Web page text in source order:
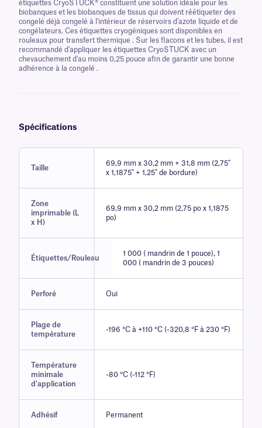
étiquettes CryoSTUCK® constituent une solution idéale pour les
biobanques et les biobanques de tissus qui doivent réétiqueter des
congelé déjà congelé à l'intérieur de réservoirs d'azote liquide et de
congélateurs. Ces étiquettes cryogéniques sont disponibles en
rouleaux pour transfert thermique . Sur les flacons et les tubes, il est
recommandé d'appliquer les étiquettes CryoSTUCK avec un
chevauchement d'au moins 0,25 pouce afin de garantir une bonne
adhérence à la congelé .
Spécifications
Taille
69,9 mm x 30,2 mm + 31,8 mm (2,75"
x 1,1875" + 1,25" de bordure)
Zone
imprimable (L
x H)
69,9 mm x 30,2 mm (2,75 po x 1,1875
po)
Étiquettes/Rouleau
1 000 ( mandrin de 1 pouce), 1
000 ( mandrin de 3 pouces)
Perforé Oui
Plage de
température
-196 °C à +110 °C (-320,8 °F à 230 °F)
Température
minimale
d'application
-80 °C (-112 °F)
Adhésif Permanent